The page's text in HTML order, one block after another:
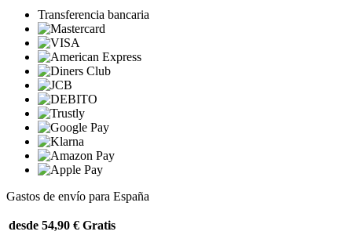
Transferencia bancaria
Gastos de envío para España
desde 54,90 € Gratis